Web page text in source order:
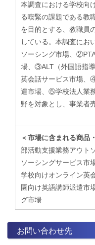
本調査における学校向
る喫緊の課題である教
を目的とする、教職員
している。本調査にお
ソーシング市場、
場、③ALT（外国語指
英会話サービス市場、
遣市場、⑤学校法人業
野を対象とし、事業者
＜市場に含まれる商品
部活動支援業務アウト
ソーシングサービス市
学校向けオンライン英
園向け英語講師派遣市
グ市場
お問い合わせ先